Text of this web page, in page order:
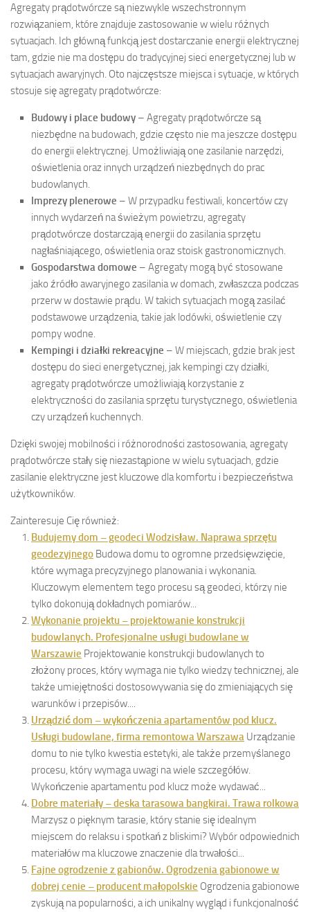
Agregaty prądotwórcze są niezwykle wszechstronnym
rozwiązaniem, które znajduje zastosowanie w wielu różnych
sytuacjach. Ich główną funkcją jest dostarczanie energii elektrycznej
tam, gdzie nie ma dostępu do tradycyjnej sieci energetycznej lub w
sytuacjach awaryjnych. Oto najczęstsze miejsca i sytuacje, w których
stosuje się agregaty prądotwórcze:
Budowy i place budowy – Agregaty prądotwórcze są
niezbędne na budowach, gdzie często nie ma jeszcze dostępu
do energii elektrycznej. Umożliwiają one zasilanie narzędzi,
oświetlenia oraz innych urządzeń niezbędnych do prac
budowlanych.
Imprezy plenerowe – W przypadku festiwali, koncertów czy
innych wydarzeń na świeżym powietrzu, agregaty
prądotwórcze dostarczają energii do zasilania sprzętu
nagłaśniającego, oświetlenia oraz stoisk gastronomicznych.
Gospodarstwa domowe – Agregaty mogą być stosowane
jako źródło awaryjnego zasilania w domach, zwłaszcza podczas
przerw w dostawie prądu. W takich sytuacjach mogą zasilać
podstawowe urządzenia, takie jak lodówki, oświetlenie czy
pompy wodne.
Kempingi i działki rekreacyjne – W miejscach, gdzie brak jest
dostępu do sieci energetycznej, jak kempingi czy działki,
agregaty prądotwórcze umożliwiają korzystanie z
elektryczności do zasilania sprzętu turystycznego, oświetlenia
czy urządzeń kuchennych.
Dzięki swojej mobilności i różnorodności zastosowania, agregaty
prądotwórcze stały się niezastąpione w wielu sytuacjach, gdzie
zasilanie elektryczne jest kluczowe dla komfortu i bezpieczeństwa
użytkowników.
Zainteresuje Cię również:
Budujemy dom – geodeci Wodzisław. Naprawa sprzętu
geodezyjnego Budowa domu to ogromne przedsięwzięcie,
które wymaga precyzyjnego planowania i wykonania.
Kluczowym elementem tego procesu są geodeci, którzy nie
tylko dokonują dokładnych pomiarów...
Wykonanie projektu – projektowanie konstrukcji
budowlanych. Profesjonalne usługi budowlane w
Warszawie Projektowanie konstrukcji budowlanych to
złożony proces, który wymaga nie tylko wiedzy technicznej, ale
także umiejętności dostosowywania się do zmieniających się
warunków i przepisów....
Urządzić dom – wykończenia apartamentów pod klucz.
Usługi budowlane, firma remontowa Warszawa Urządzanie
domu to nie tylko kwestia estetyki, ale także przemyślanego
procesu, który wymaga uwagi na wiele szczegółów.
Wykończenie apartamentu pod klucz może wydawać...
Dobre materiały – deska tarasowa bangkirai. Trawa rolkowa
Marzysz o pięknym tarasie, który stanie się idealnym
miejscem do relaksu i spotkań z bliskimi? Wybór odpowiednich
materiałów ma kluczowe znaczenie dla trwałości...
Fajne ogrodzenie z gabionów. Ogrodzenia gabionowe w
dobrej cenie – producent małopolskie Ogrodzenia gabionowe
zyskują na popularności, a ich unikalny wygląd i funkcjonalność